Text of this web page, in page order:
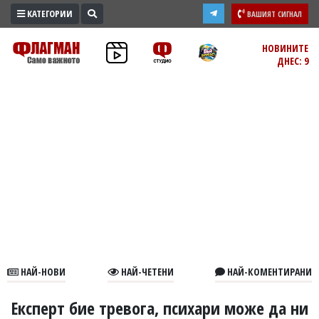
ПРОМО
ЗОНА
В
КАТЕГОРИИ ВАШИЯТ СИГНАЛ
НОВИНИТЕ
ДНЕС: 9
НАЙ-НОВИ НАЙ-ЧЕТЕНИ НАЙ-КОМЕНТИРАНИ
Експерт бие тревога, психари може да ни